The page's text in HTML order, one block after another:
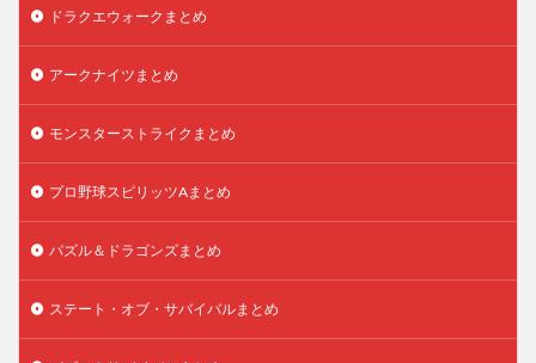
ドラクエウォークまとめ
アークナイツまとめ
モンスターストライクまとめ
プロ野球スピリッツAまとめ
パズル＆ドラゴンズまとめ
ステート・オブ・サバイバルまとめ